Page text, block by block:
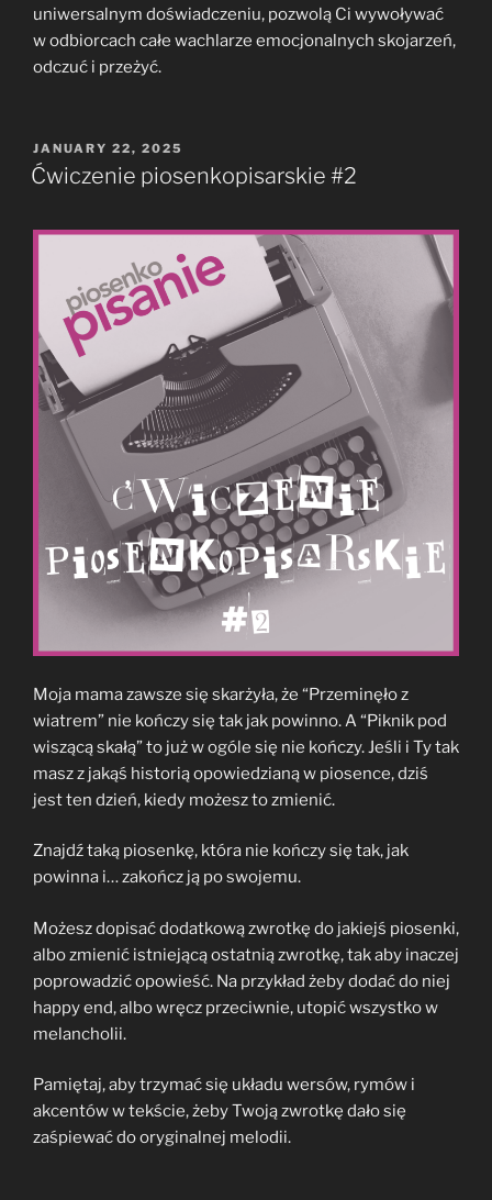
uniwersalnym doświadczeniu, pozwolą Ci wywoływać
w odbiorcach całe wachlarze emocjonalnych skojarzeń,
odczuć i przeżyć.
POSTED
ON
JANUARY 22, 2025
Ćwiczenie piosenkopisarskie #2
Moja mama zawsze się skarżyła, że “Przeminęło z
wiatrem” nie kończy się tak jak powinno. A “Piknik pod
wiszącą skałą” to już w ogóle się nie kończy. Jeśli i Ty tak
masz z jakąś historią opowiedzianą w piosence, dziś
jest ten dzień, kiedy możesz to zmienić.
Znajdź taką piosenkę, która nie kończy się tak, jak
powinna i… zakończ ją po swojemu.
Możesz dopisać dodatkową zwrotkę do jakiejś piosenki,
albo zmienić istniejącą ostatnią zwrotkę, tak aby inaczej
poprowadzić opowieść. Na przykład żeby dodać do niej
happy end, albo wręcz przeciwnie, utopić wszystko w
melancholii.
Pamiętaj, aby trzymać się układu wersów, rymów i
akcentów w tekście, żeby Twoją zwrotkę dało się
zaśpiewać do oryginalnej melodii.